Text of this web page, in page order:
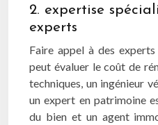
2. expertise
experts
Faire appel à des
peut évaluer le coût de
techniques, un ingénieur
un expert en patrimoine
du bien et un agent